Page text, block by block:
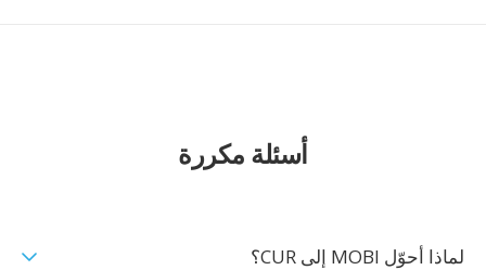
أسئلة مكررة
لماذا أحوّل MOBI إلى CUR؟